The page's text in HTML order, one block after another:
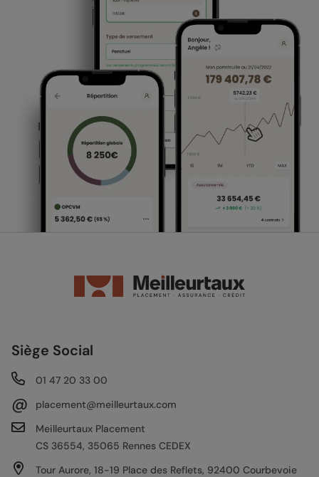
Siège Social
01 47 20 33 00
@
placement@meilleurtaux.com
Meilleurtaux Placement
CS 36554, 35065 Rennes CEDEX
Tour Aurore, 18-19 Place des Reflets, 92400 Courbevoie